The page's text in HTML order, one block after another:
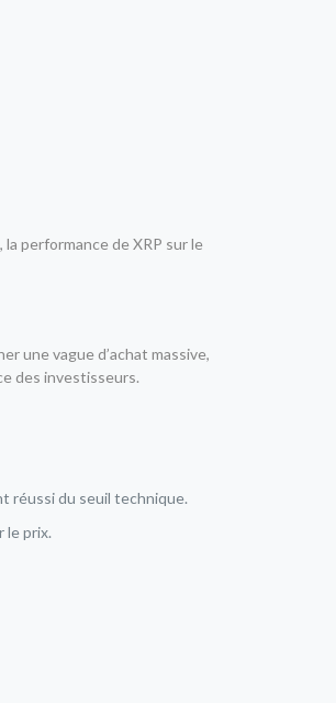
performance de XRP sur le
une vague d’achat massive,
des investisseurs.
réussi du seuil technique.
le prix.